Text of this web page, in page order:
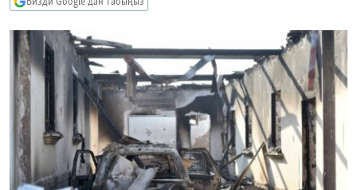
ЭКСПЕРТТЕР ТАЛДАЙТ
БИЗ ЖАНА ДҮЙНӨ
ДАНИСТЕ
ЭЖЕ-СИҢДИЛЕР
АЗАТТЫК+
ЫҢГАЙСЫЗ СУРООЛОР
ӨЗГӨЧӨ ПИКИР
Русский
ОНЛАЙН ШЕРИНЕ